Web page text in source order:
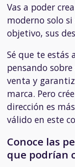
Vas a poder
moderno solo
objetivo, sus
Sé que te
pensando
venta y
marca. Pero
dirección es
válido en este
Conoce las
que podrían